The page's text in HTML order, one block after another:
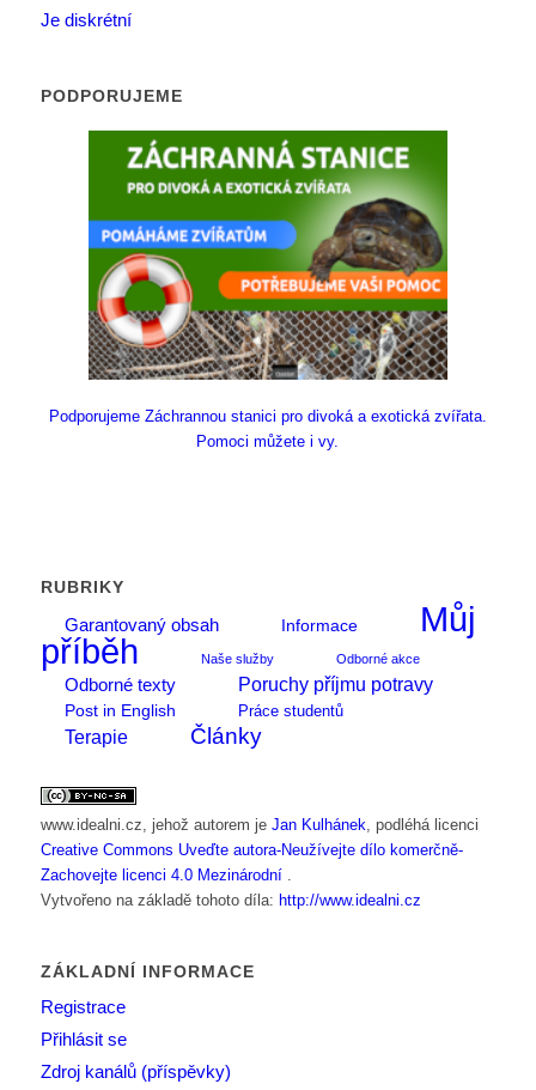
Je diskrétní
PODPORUJEME
Podporujeme Záchrannou stanici pro divoká a exotická zvířata.
Pomoci můžete i vy.
RUBRIKY
Garantovaný obsah
Informace
Můj
příběh
Naše služby Odborné akce
Odborné texty Poruchy příjmu potravy
Post in English Práce studentů
Terapie Články
www.idealni.cz , jehož autorem je Jan Kulhánek , podléhá licenci
Creative Commons Uveďte autora-Neužívejte dílo komerčně-
Zachovejte licenci 4.0 Mezinárodní
Vytvořeno na základě tohoto díla: http://www.idealni.cz
ZÁKLADNÍ INFORMACE
Registrace
Přihlásit se
Zdroj kanálů (příspěvky)